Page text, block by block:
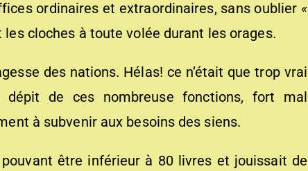
ordinaires et extraordinaires, sans oublier «
cloches à toute volée durant les orages.
des nations. Hélas! ce n’était que trop vrai
de ces nombreuse fonctions, fort mal
à subvenir aux besoins des siens.
être inférieur à 80 livres et jouissait de